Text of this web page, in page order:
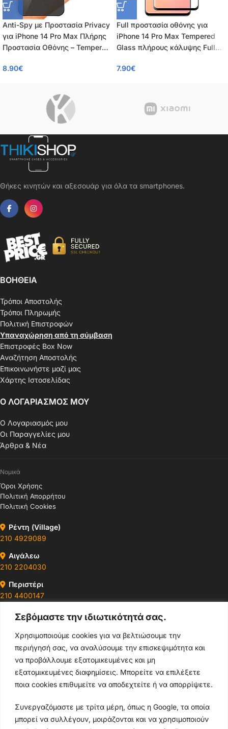
Σεβόμαστε την ιδιωτικότητά σας.
Χρησιμοποιούμε cookies για να βελτιώσουμε την
περιήγησή σας, να αναλύσουμε την επισκεψιμότητα και
να προβάλλουμε εξατομικευμένες και μη
εξατομικευμένες διαφημίσεις. Μπορείτε να επιλέξετε
ποια cookies επιθυμείτε να αποδεχτείτε ή να απορρίψετε.
Συνεργαζόμαστε με τρίτα μέρη, όπως η Google, τα οποία
μπορεί να συλλέγουν, μοιράζονται και να χρησιμοποιούν
Anti-Spy με Προστασία Privacy
για iPhone 14 Pro Max Πλήρης
Προστασία Οθόνης – Tempered
0.26mm
8.90€
Full προστασία οθόνης για
iPhone 14 Pro Max Tempered
Glass πλήρους κάλυψης Full
7.90€
Θήκες κινητών και αξεσουάρ για όλα τα smartphones.
ΒΟΗΘΕΙΑ
Τρόποι Αποστολής
Τρόποι Πληρωμής
Πολιτική Επιστροφών
Υπαναχώρηση από τη σύμβαση
Επιστροφές Box Now
Αναζήτηση Αποστολής
Επικοινωνήστε μαζί μας
Χάρτης Ιστοσελίδας
Ο ΛΟΓΑΡΙΑΣΜΟΣ ΜΟΥ
Ο Λογαριασμός μου
Οι Παραγγελίες μου
Άρθρα & Νέα
Νομικά
Όροι Χρήσης
Πολιτική Απορρήτου
Πολιτική Cookies
Ρέντη (Village)
210 4929089
Αιγάλεω
210 2204030
Περιστέρι
210 4400147
Ωράρια & Διευθύνσεις →
210 4929089
Κεντρικό τηλέφωνο
info@thikishop.gr
Δευ - Σάβ: 10:00 - 21:00